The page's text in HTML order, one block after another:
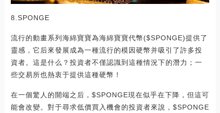
8.SPONGE
流行的動畫系列海綿寶寶為海綿寶寶代幣($SPONGE)提供了
靈感，它后來發展成為一種流行的模因硬幣并吸引了許多投
資者。這是什么？投資者不僅認識到這種情況下的潛力；一
些交易所也熱衷于提供這種硬幣！
在一個驚人的開端之后，$SPONGE現在似乎在下降，但這可
能會改變。對于尋求低價買入機會的投資者來說，$SPONGE